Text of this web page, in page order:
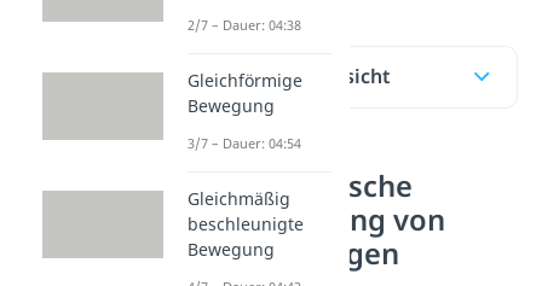
Inhaltsübersicht
Mathematische
Beschreibung von
Schwingungen
2/7 – Dauer: 04:38
Gleichförmige
Bewegung
3/7 – Dauer: 04:54
Gleichmäßig
beschleunigte
Bewegung